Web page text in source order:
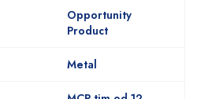
Opportunity
Product
Metal